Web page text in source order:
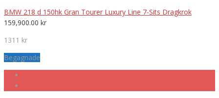
BMW 218 d 150hk Gran Tourer Luxury Line 7-Sits Dragkrok
159,900.00 kr
1311 kr
Begagnade